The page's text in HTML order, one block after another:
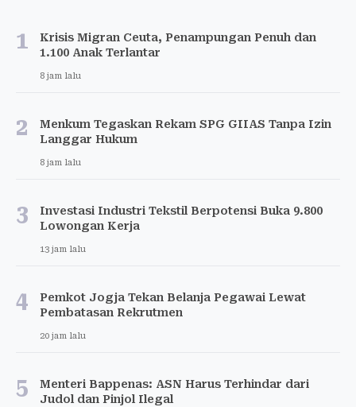
1
Krisis Migran Ceuta, Penampungan Penuh dan
1.100 Anak Terlantar
8 jam lalu
2
Menkum Tegaskan Rekam SPG GIIAS Tanpa Izin
Langgar Hukum
8 jam lalu
3
Investasi Industri Tekstil Berpotensi Buka 9.800
Lowongan Kerja
13 jam lalu
4
Pemkot Jogja Tekan Belanja Pegawai Lewat
Pembatasan Rekrutmen
20 jam lalu
5
Menteri Bappenas: ASN Harus Terhindar dari
Judol dan Pinjol Ilegal